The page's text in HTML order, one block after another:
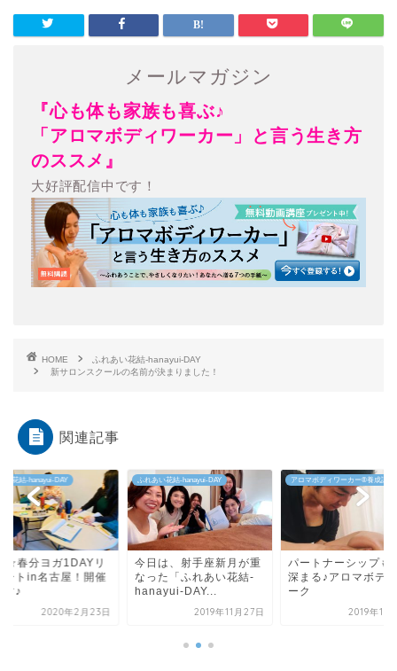
メールマガジン
『心も体も家族も喜ぶ♪
「アロマボディワーカー」と言う生き方
のススメ』
大好評配信中です！
HOME
ふれあい花結-hanayui-DAY
新サロンスクールの名前が決まりました！
関連記事
い花結-hanayui-DAY
は、射手座新月が重
た「ふれあい花結-
DAY...
2019年11月27日
アロマボディワーカー®︎養成講座
パートナーシップも更に
深まる♪アロマボディワ
ーク
2019年10月19日
ふれあい花結-hanayui-DAY
3/20☆春分ヨガ
トリートin名古屋！
します♪
2020年2